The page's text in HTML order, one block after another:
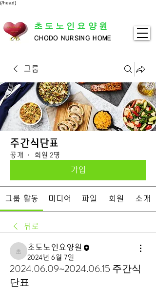
(/head)
초도노인요양원
CHODO NURSING HOME
그룹
주간식단표
공개 · 회원 2명
가입
그룹 활동 미디어 파일 회원 소개
뒤로
초도노인요양원
초도노인요양원
2024년 6월 7일
2024.06.09~2024.06.15 주간식
단표